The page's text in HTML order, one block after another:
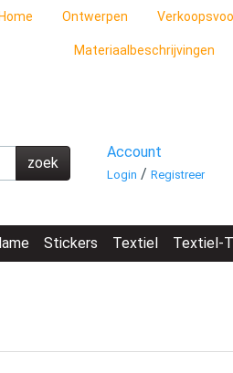
Home Ontwerpen
Materiaalbeschrijvingen
zoek
Account
Login /Registreer
Stickers Textiel Textiel-